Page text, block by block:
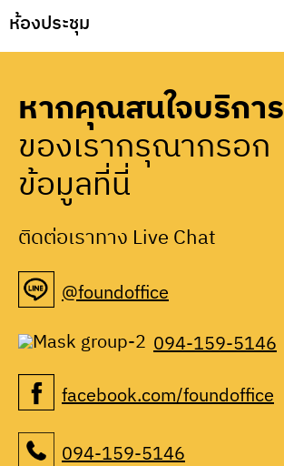
ห้องประชุม
หากคุณสนใจบริการ
ของเรากรุณากรอก
ข้อมูลที่นี่
ติดต่อเราทาง Live Chat
@foundoffice
094-159-5146
facebook.com/foundoffice
094-159-5146